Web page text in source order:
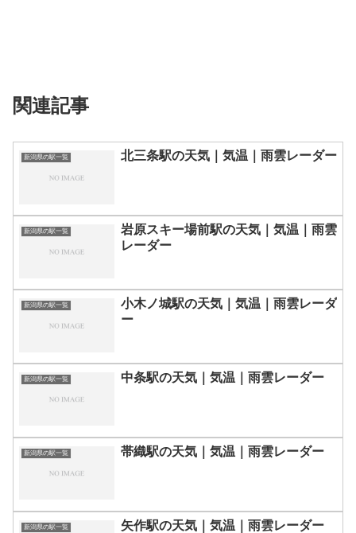
関連記事
新潟県の駅一覧 北三条駅の天気｜気温｜雨雲レーダー
新潟県の駅一覧
岩原スキー場前駅の天気｜気温｜雨雲
レーダー
新潟県の駅一覧
小木ノ城駅の天気｜気温｜雨雲レーダ
ー
新潟県の駅一覧 中条駅の天気｜気温｜雨雲レーダー
新潟県の駅一覧 帯織駅の天気｜気温｜雨雲レーダー
新潟県の駅一覧 矢作駅の天気｜気温｜雨雲レーダー